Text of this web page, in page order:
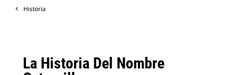
Historia
La Historia Del Nombre